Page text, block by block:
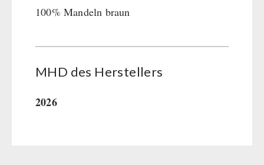
100% Mandeln braun
MHD des Her­stel­lers
2026